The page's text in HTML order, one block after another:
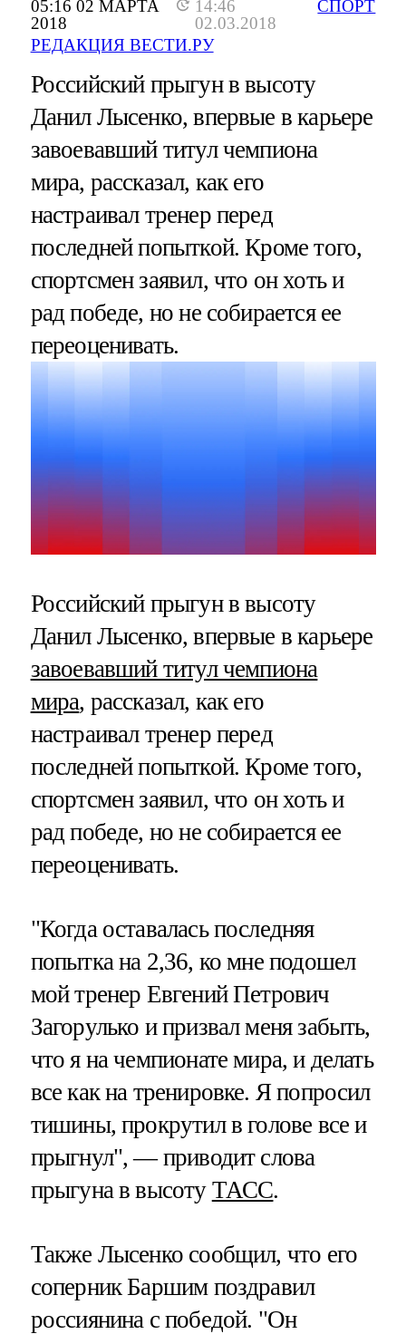
05:16 02 МАРТА
2018
14:46
02.03.2018
РЕДАКЦИЯ ВЕСТИ.РУ
СПОРТ
Российский прыгун в высоту
Данил Лысенко, впервые в карьере
завоевавший титул чемпиона
мира, рассказал, как его
настраивал тренер перед
последней попыткой. Кроме того,
спортсмен заявил, что он хоть и
рад победе, но не собирается ее
переоценивать.
Российский прыгун в высоту
Данил Лысенко, впервые в карьере
завоевавший титул чемпиона
мира, рассказал, как его
настраивал тренер перед
последней попыткой. Кроме того,
спортсмен заявил, что он хоть и
рад победе, но не собирается ее
переоценивать.
"Когда оставалась последняя
попытка на 2,36, ко мне подошел
мой тренер Евгений Петрович
Загорулько и призвал меня забыть,
что я на чемпионате мира, и делать
все как на тренировке. Я попросил
тишины, прокрутил в голове все и
прыгнул", — приводит слова
прыгуна в высоту ТАСС.
Также Лысенко сообщил, что его
соперник Баршим поздравил
россиянина с победой. "Он